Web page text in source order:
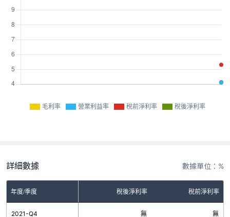
毛利率 營業利益率 稅前淨利率 稅後淨利率
詳細數據 數據單位：%
年度/季度 稅後淨利率 稅前淨利率
2021-Q4 無 無